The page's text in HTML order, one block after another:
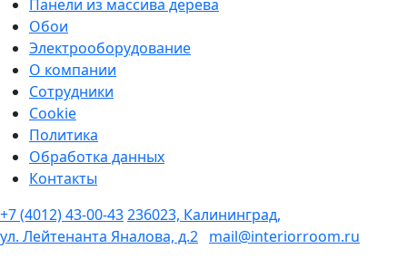
Панели из массива дерева
Обои
Электрооборудование
О компании
Сотрудники
Cookie
Политика
Обработка данных
Контакты
+7 (4012) 43-00-43236023, Калининград,
ул. Лейтенанта Яналова, д.2 mail@interiorroom.ru